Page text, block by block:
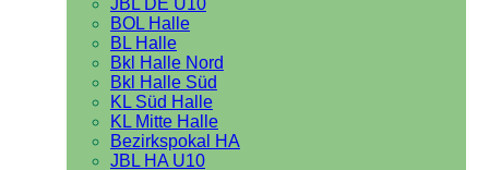
JBL DE U10
BOL Halle
BL Halle
Bkl Halle Nord
Bkl Halle Süd
KL Süd Halle
KL Mitte Halle
Bezirkspokal HA
JBL HA U10